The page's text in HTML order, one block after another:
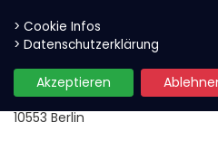
> Cookie Infos
> Datenschutzerklärung
Akzeptieren
Kontaktanfrage
ACAI GmbH
Erasmusstr. 1
10553 Berlin